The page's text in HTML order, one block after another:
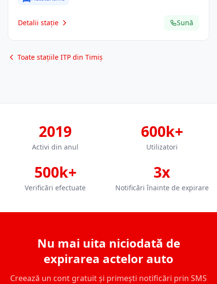
Detalii stație Sună
Toate stațiile ITP din Timiș
2019
Activi din anul
600k+
Utilizatori
500k+
Verificări efectuate
3x
Notificări înainte de expirare
Nu mai uita niciodată de
expirarea actelor auto
Creează un cont gratuit și primești notificări prin SMS